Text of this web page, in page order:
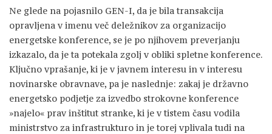
Ne glede na pojasnilo GEN-I, da je bila transakcija
opravljena v imenu več deležnikov za organizacijo
energetske konference, se je po njihovem preverjanju
izkazalo, da je ta potekala zgolj v obliki spletne konference.
Ključno vprašanje, ki je v javnem interesu in v interesu
novinarske obravnave, pa je naslednje: zakaj je državno
energetsko podjetje za izvedbo strokovne konference
»najelo« prav inštitut stranke, ki je v tistem času vodila
ministrstvo za infrastrukturo in je torej vplivala tudi na